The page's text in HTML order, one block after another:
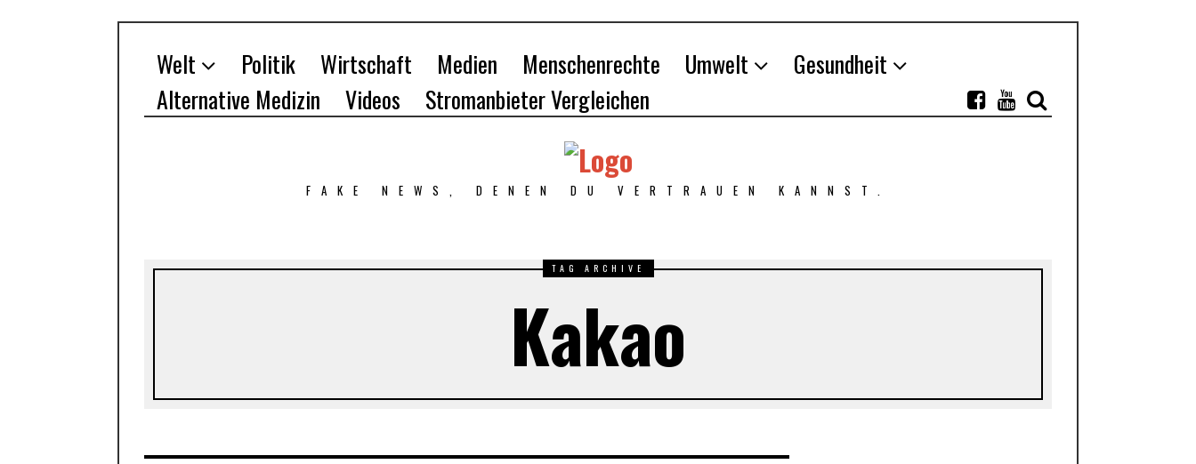
Welt Politik Wirtschaft Medien Menschenrechte Umwelt
Gesundheit
Alternative Medizin
Videos Stromanbieter Vergleichen
FAKE NEWS, DENEN DU VERTRAUEN KANNST.
TAG ARCHIVE
Kakao